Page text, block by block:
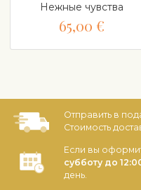
Нежные чувства
65,00 €
Отправить в
Стоимость
Если вы
субботу до
день.